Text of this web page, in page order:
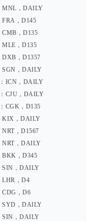
MNL，DAILY
，D145
CMB，D135
MLE，D135
，D1357
SGN，DAILY
ICN，DAILY
CJU，DAILY
CGK，D135
KIX，DAILY
，D1567
NRT，DAILY
BKK，D345
SIN，DAILY
LHR，D4
CDG，D6
SYD，DAILY
SIN，DAILY